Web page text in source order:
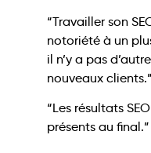
“Travailler son
notoriété à un
il n’y a pas
nouveaux clients.”
“Les résultats
présents au final.”